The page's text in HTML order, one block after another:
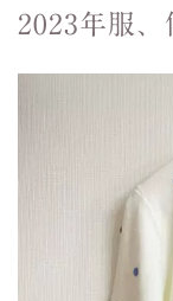
2023年服、